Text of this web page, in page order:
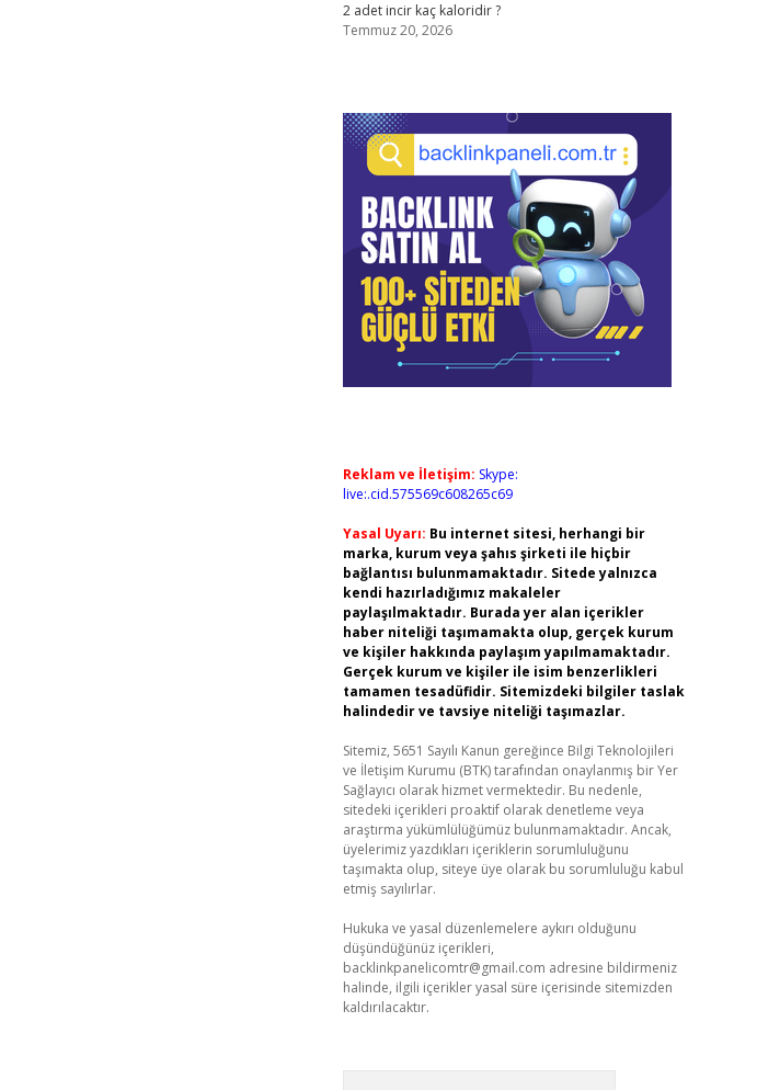
2 adet incir kaç kaloridir ?
Temmuz 20, 2026
Reklam ve İletişim: Skype:
live:.cid.575569c608265c69
Yasal Uyarı: Bu internet sitesi, herhangi bir
marka, kurum veya şahıs şirketi ile hiçbir
bağlantısı bulunmamaktadır. Sitede yalnızca
kendi hazırladığımız makaleler
paylaşılmaktadır. Burada yer alan içerikler
haber niteliği taşımamakta olup, gerçek kurum
ve kişiler hakkında paylaşım yapılmamaktadır.
Gerçek kurum ve kişiler ile isim benzerlikleri
tamamen tesadüfidir. Sitemizdeki bilgiler taslak
halindedir ve tavsiye niteliği taşımazlar.
Sitemiz, 5651 Sayılı Kanun gereğince Bilgi Teknolojileri
ve İletişim Kurumu (BTK) tarafından onaylanmış bir Yer
Sağlayıcı olarak hizmet vermektedir. Bu nedenle,
sitedeki içerikleri proaktif olarak denetleme veya
araştırma yükümlülüğümüz bulunmamaktadır. Ancak,
üyelerimiz yazdıkları içeriklerin sorumluluğunu
taşımakta olup, siteye üye olarak bu sorumluluğu kabul
etmiş sayılırlar.
Hukuka ve yasal düzenlemelere aykırı olduğunu
düşündüğünüz içerikleri,
backlinkpanelicomtr@gmail.com adresine bildirmeniz
halinde, ilgili içerikler yasal süre içerisinde sitemizden
kaldırılacaktır.